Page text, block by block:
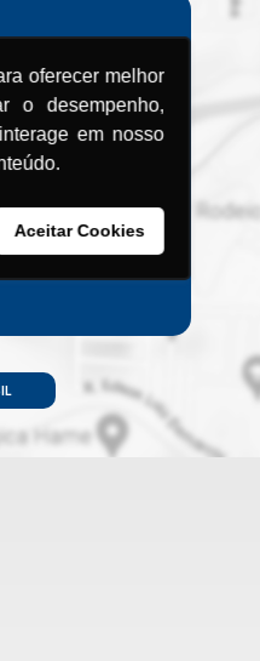
oferecer melhor
o desempenho,
em nosso
Aceitar Cookies
uma
Técnica
de você.